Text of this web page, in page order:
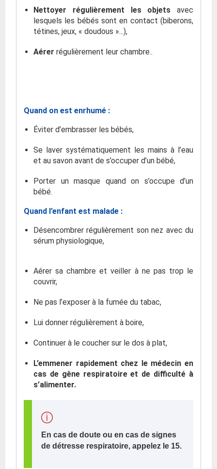
Nettoyer régulièrement les objets avec
lesquels les bébés sont en contact (biberons,
tétines, jeux, « doudous »...),
Aérer régulièrement leur chambre..
Quand on est enrhumé :
Éviter d’embrasser les bébés,
Se laver systématiquement les mains à l’eau
et au savon avant de s’occuper d’un bébé,
Porter un masque quand on s’occupe d’un
bébé.
Quand l’enfant est malade :
Désencombrer régulièrement son nez avec du
sérum physiologique,
Aérer sa chambre et veiller à ne pas trop le
couvrir,
Ne pas l’exposer à la fumée du tabac,
Lui donner régulièrement à boire,
Continuer à le coucher sur le dos à plat,
L’emmener rapidement chez le médecin en
cas de gêne respiratoire et de difficulté à
s’alimenter.
En cas de doute ou en cas de signes
de détresse respiratoire, appelez le 15.